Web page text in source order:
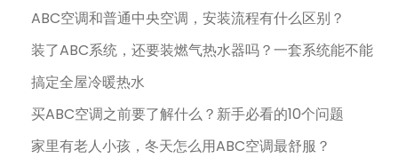
ABC空调和普通中央空调，安装流程有什么区别？
装了ABC系统，还要装燃气热水器吗？一套系统能不能
搞定全屋冷暖热水
买ABC空调之前要了解什么？新手必看的10个问题
家里有老人小孩，冬天怎么用ABC空调最舒服？